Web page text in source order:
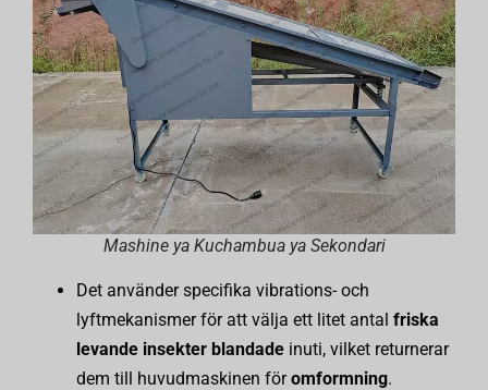
Mashine ya Kuchambua ya Sekondari
Det använder specifika vibrations- och
lyftmekanismer för att välja ett litet antal friska
levande insekter blandade inuti, vilket returnerar
dem till huvudmaskinen föromformning.